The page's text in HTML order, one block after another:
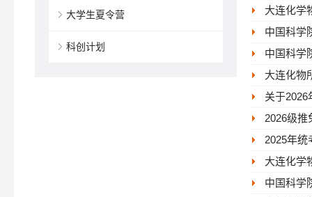
大学生夏令营
科创计划
大连化学
中国科学
中国科学
大连化物
关于2026
2026级推
2025年统
大连化学
中国科学